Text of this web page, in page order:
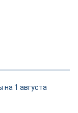
на 1 августа